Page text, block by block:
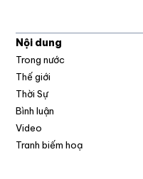
Nội dung
Trong nước
Thế giới
Thời Sự
Bình luận
Video
Tranh biếm hoạ